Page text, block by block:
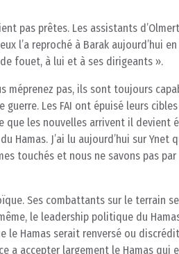
pas prêtes. Les assistants
l’a reproché à Barak aujourd’hui
fouet, à lui et à ses dirigeants ».
méprenez pas, ils sont toujours
Les FAI ont épuisé leurs
que les nouvelles arrivent il devient
Hamas. J’ai lu aujourd’hui sur Ynet
touchés et nous ne savons pas
Ses combattants sur le terrain
le leadership politique du
Hamas serait renversé ou
a accepter largement le Hamas qui